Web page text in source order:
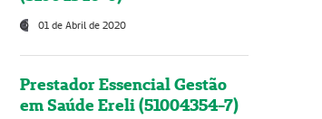
01 de Abril de 2020
Prestador Essencial Gestão
em Saúde Ereli (51004354-7)